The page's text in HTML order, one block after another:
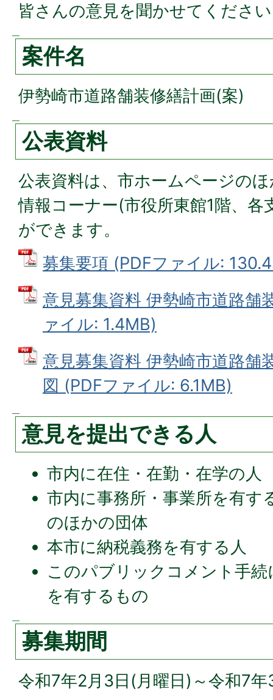
皆さんの意見を聞かせてくださ
案件名
伊勢崎市道路舗装修繕計画(案)
公表資料
公表資料は、市ホームページの
情報コーナー(市役所東館1階、
ができます。
募集要項 (PDFファイル:
意見募集資料 伊勢崎市道路舗
ァイル: 1.4MB)
意見募集資料 伊勢崎市道路舗
図 (PDFファイル: 6.1MB)
意見を提出できる人
市内に在住・在勤・在学の人
市内に事務所・事業所を有す
のほかの団体
本市に納税義務を有する人
このパブリックコメント手
を有するもの
募集期間
令和7年2月3日(月曜日)～令和7